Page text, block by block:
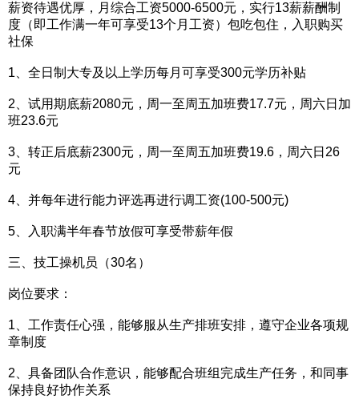
薪资待遇优厚，月综合工资5000-6500元，实行13薪薪酬制
度（即工作满一年可享受13个月工资）包吃包住，入职购买
社保
1、全日制大专及以上学历每月可享受300元学历补贴
2、试用期底薪2080元，周一至周五加班费17.7元，周六日加
班23.6元
3、转正后底薪2300元，周一至周五加班费19.6，周六日26
元
4、并每年进行能力评选再进行调工资(100-500元)
5、入职满半年春节放假可享受带薪年假
三、技工操机员（30名）
岗位要求：
1、工作责任心强，能够服从生产排班安排，遵守企业各项规
章制度
2、具备团队合作意识，能够配合班组完成生产任务，和同事
保持良好协作关系